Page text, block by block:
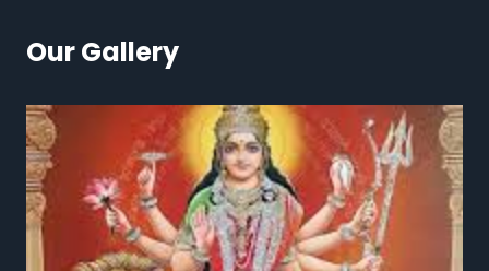
Our Gallery